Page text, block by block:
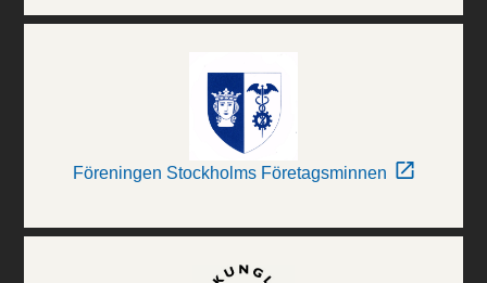
Föreningen Stockholms Företagsminnen